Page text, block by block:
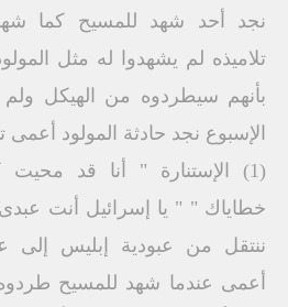
نجد أحد شهد للمسيح كما
تلاميذه لم يشهدوا له مثل
بأنهم سيطردوه من الهيكل ولم
الإسبوع نجد حادثة المولود
(1) الإستنارة " أنا قد
خطاياك " " يا إسرائيل أنت عبدى
ننتقل من عبودية إبليس إلى
أعمى عندما شهد للمسيح